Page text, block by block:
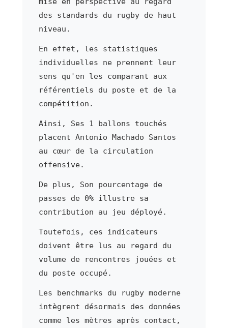
des standards du rugby de haut
niveau.
En effet, les statistiques
individuelles ne prennent leur
sens qu'en les comparant aux
référentiels du poste et de la
compétition.
Ainsi, Ses 1 ballons touchés
placent Antonio Machado Santos
au cœur de la circulation
offensive.
De plus, Son pourcentage de
passes de 0% illustre sa
contribution au jeu déployé.
Toutefois, ces indicateurs
doivent être lus au regard du
volume de rencontres jouées et
du poste occupé.
Les benchmarks du rugby moderne
intègrent désormais des données
comme les mètres après contact,